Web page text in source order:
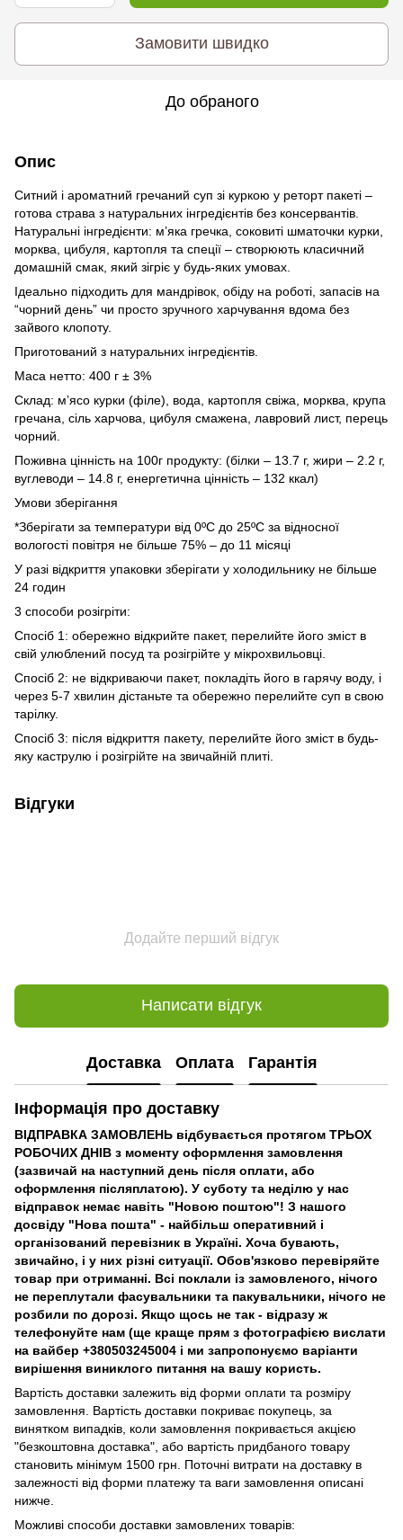
Замовити швидко
До обраного
Опис
Ситний і ароматний гречаний суп зі куркою у реторт пакеті –
готова страва з натуральних інгредієнтів без консервантів.
Натуральні інгредієнти: м’яка гречка, соковиті шматочки курки,
морква, цибуля, картопля та спеції – створюють класичний
домашній смак, який зігріє у будь-яких умовах.
Ідеально підходить для мандрівок, обіду на роботі, запасів на
“чорний день” чи просто зручного харчування вдома без
зайвого клопоту.
Приготований з натуральних інгредієнтів.
Маса нетто: 400 г ± 3%
Склад: м’ясо курки (філе), вода, картопля свіжа, морква, крупа
гречана, сіль харчова, цибуля смажена, лавровий лист, перець
чорний.
Поживна цінність на 100г продукту: (білки – 13.7 г, жири – 2.2 г,
вуглеводи – 14.8 г, енергетична цінність – 132 ккал)
Умови зберігання
*Зберігати за температури від 0ºС до 25ºС за відносної
вологості повітря не більше 75% – до 11 місяці
У разі відкриття упаковки зберігати у холодильнику не більше
24 годин
3 способи розігріти:
Спосіб 1: обережно відкрийте пакет, перелийте його зміст в
свій улюблений посуд та розігрійте у мікрохвильовці.
Спосіб 2: не відкриваючи пакет, покладіть його в гарячу воду, і
через 5-7 хвилин дістаньте та обережно перелийте суп в свою
тарілку.
Спосіб 3: після відкриття пакету, перелийте його зміст в будь-
яку каструлю і розігрійте на звичайній плиті.
Відгуки
Додайте перший відгук
Написати відгук
Доставка Оплата Гарантія
Інформація про доставку
ВІДПРАВКА ЗАМОВЛЕНЬ відбувається протягом ТРЬОХ
РОБОЧИХ ДНІВ з моменту оформлення замовлення
(зазвичай на наступний день після оплати, або
оформлення післяплатою). У суботу та неділю у нас
відправок немає навіть "Новою поштою"! З нашого
досвіду "Нова пошта" - найбільш оперативний і
організований перевізник в Україні. Хоча бувають,
звичайно, і у них різні ситуації. Обов'язково перевіряйте
товар при отриманні. Всі поклали із замовленого, нічого
не переплутали фасувальники та пакувальники, нічого не
розбили по дорозі. Якщо щось не так - відразу ж
телефонуйте нам (ще краще прям з фотографією вислати
на вайбер +380503245004 і ми запропонуємо варіанти
вирішення виниклого питання на вашу користь.
Вартість доставки залежить від форми оплати та розміру
замовлення. Вартість доставки покриває покупець, за
винятком випадків, коли замовлення покривається акцією
"безкоштовна доставка", або вартість придбаного товару
становить мінімум 1500 грн. Поточні витрати на доставку в
залежності від форми платежу та ваги замовлення описані
нижче.
Можливі способи доставки замовлених товарів: